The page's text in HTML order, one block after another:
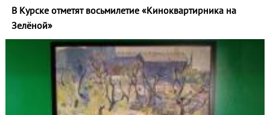
В Курске отметят восьмилетие «Киноквартирника на
Зелёной»